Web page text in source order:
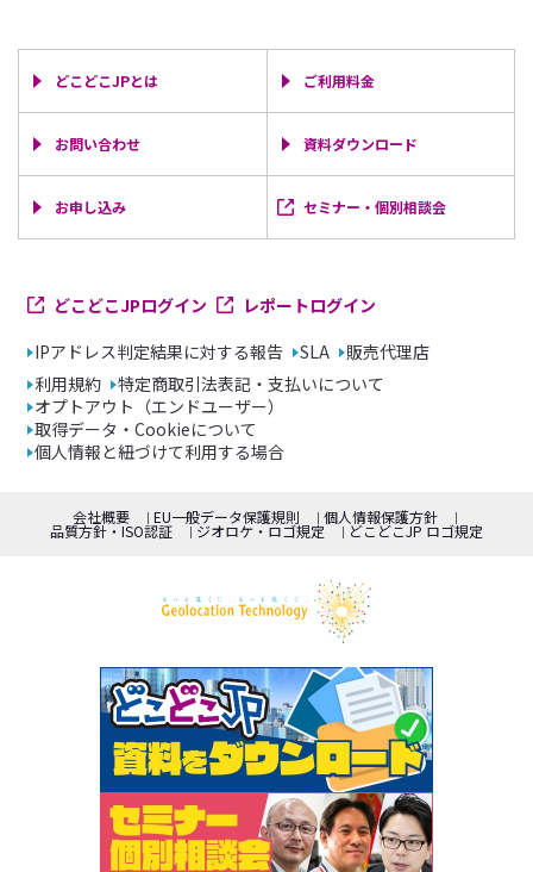
どこどこJPとは ご利用料金
お問い合わせ 資料ダウンロード
お申し込み セミナー・個別相談会
どこどこJPログイン
レポートログイン
IPアドレス判定結果に対する報告
SLA
販売代理店
利用規約
特定商取引法表記・支払いについて
オプトアウト（エンドユーザー）
取得データ・Cookieについて
個人情報と紐づけて利用する場合
会社概要 EU一般データ保護規則 個人情報保護方針
品質方針・ISO認証 ジオロケ・ロゴ規定 どこどこJP ロゴ規定